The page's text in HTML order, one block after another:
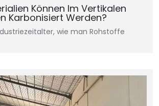
Können Im Vertikalen
Karbonisiert Werden?
wie man Rohstoffe